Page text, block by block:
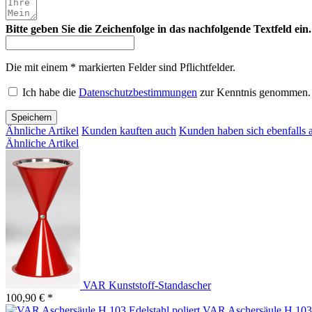
Bitte geben Sie die Zeichenfolge in das nachfolgende Textfeld ein.
Die mit einem * markierten Felder sind Pflichtfelder.
Ich habe die Datenschutzbestimmungen zur Kenntnis genommen.
Speichern
Ähnliche Artikel Kunden kauften auch Kunden haben sich ebenfalls
Ähnliche Artikel
VAR Kunststoff-Standascher
100,90 € *